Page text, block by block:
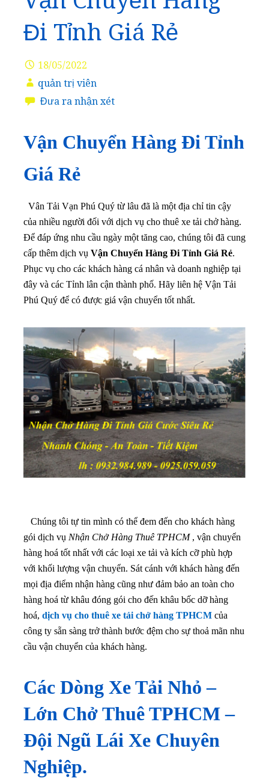
Đi Tỉnh Giá Rẻ
18/05/2022
quản trị viên
Đưa ra nhận xét
Vận Chuyển Hàng Đi Tỉnh
Giá Rẻ
Vân Tải Vạn Phú Quý từ lâu đã là một địa chỉ tin cậy
của nhiều người đối với dịch vụ cho thuê xe tải chở hàng.
Để đáp ứng nhu cầu ngày một tăng cao, chúng tôi đã cung
cấp thêm dịch vụ Vận Chuyển Hàng Đi Tỉnh Giá Rẻ.
Phục vụ cho các khách hàng cá nhân và doanh nghiệp tại
đây và các Tỉnh lân cận thành phố. Hãy liên hệ Vận Tải
Phú Quý để có được giá vận chuyển tốt nhất.
Chúng tôi tự tin mình có thể đem đến cho khách hàng
gói dịch vụ Nhận Chở Hàng Thuê TPHCM , vận chuyển
hàng hoá tốt nhất với các loại xe tải và kích cỡ phù hợp
với khối lượng vận chuyển. Sát cánh với khách hàng đến
mọi địa điểm nhận hàng cũng như đảm bảo an toàn cho
hàng hoá từ khâu đóng gói cho đến khâu bốc dỡ hàng
hoá, dịch vụ cho thuê xe tải chở hàng TPHCM của
công ty sẵn sàng trở thành bước đệm cho sự thoả mãn nhu
cầu vận chuyển của khách hàng.
Các Dòng Xe Tải Nhỏ –
Lớn Chở Thuê TPHCM –
Đội Ngũ Lái Xe Chuyên
Nghiệp.